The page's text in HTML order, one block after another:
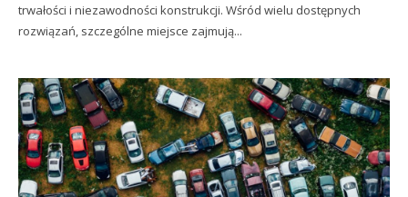
trwałości i niezawodności konstrukcji. Wśród wielu dostępnych
rozwiązań, szczególne miejsce zajmują...